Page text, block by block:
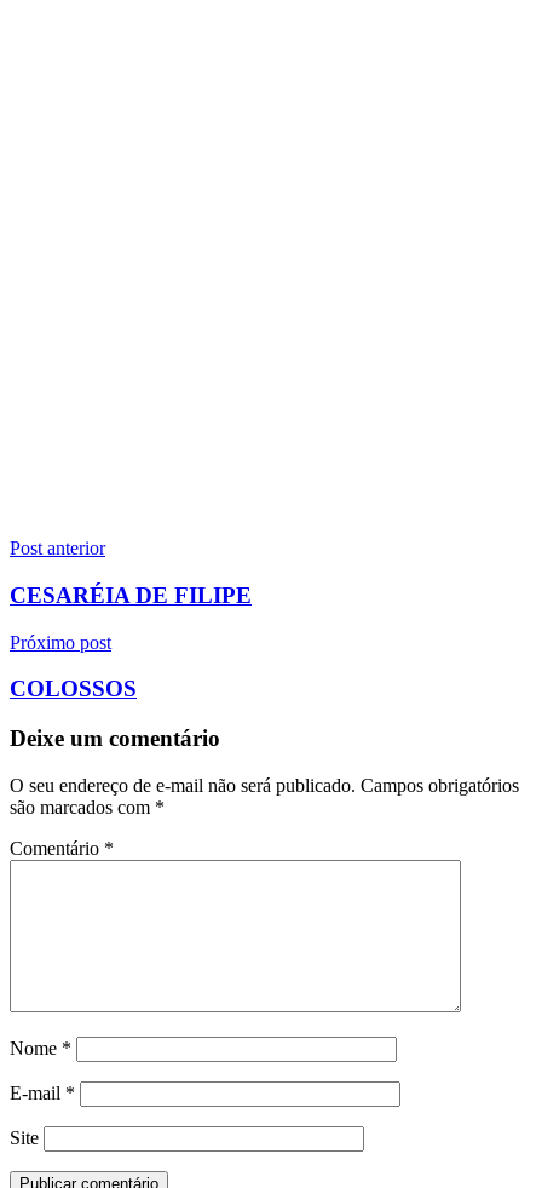
Navegação
de
Post anterior
CESARÉIA DE FILIPE
Próximo post
COLOSSOS
Deixe um comentário
O seu endereço de e-mail não será publicado. Campos obrigatórios
são marcados com *
Comentário *
Nome *
E-mail *
Site